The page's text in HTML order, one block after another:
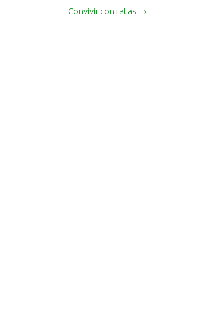
Convivir con ratas →